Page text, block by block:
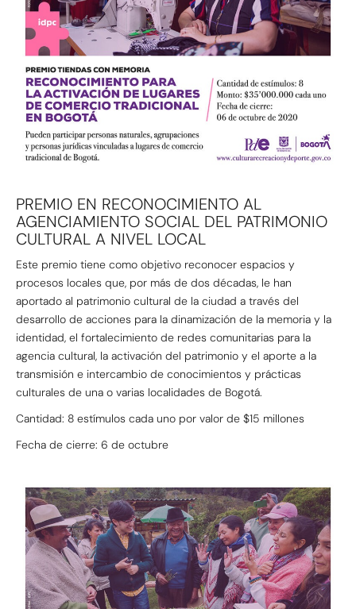
PREMIO EN RECONOCIMIENTO AL
AGENCIAMIENTO SOCIAL DEL PATRIMONIO
CULTURAL A NIVEL LOCAL
Este premio tiene como objetivo reconocer espacios y
procesos locales que, por más de dos décadas, le han
aportado al patrimonio cultural de la ciudad a través del
desarrollo de acciones para la dinamización de la memoria y la
identidad, el fortalecimiento de redes comunitarias para la
agencia cultural, la activación del patrimonio y el aporte a la
transmisión e intercambio de conocimientos y prácticas
culturales de una o varias localidades de Bogotá.
Cantidad: 8 estímulos cada uno por valor de $15 millones
Fecha de cierre: 6 de octubre